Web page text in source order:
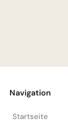
Navigation
Startseite